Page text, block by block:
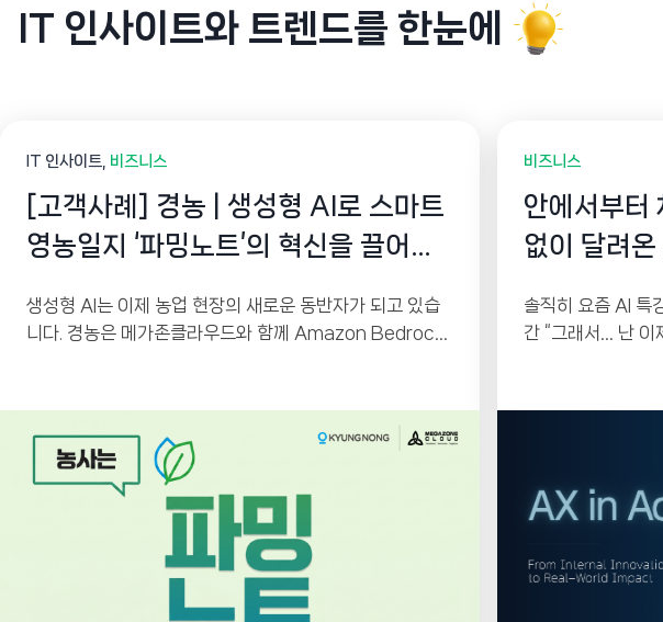
IT 인사이트와 트렌드를 한눈에
IT 인사이트 비즈니스
[고객사례] 경농 | 생성형 AI로 스마트
영농일지 ‘파밍노트’의 혁신을 끌어올
생성형 AI는 이제 농업 현장의 새로운 동반자가 되고 있습
니다. 경농은 메가존클라우드와 함께 Amazon Bedrock
기반 Vision AI 검색을 통해 농업인의 정보 접근성을 높이
고, AI 기반 운영 플랫폼으로 서비스 경쟁력을 한층 강화했
습니다.
비즈니스
안에서부터
없이 달려온
솔직히 요즘 AI 특
간 “그래서… 난 이
리가 아니라, 각자
서 그 자리에서